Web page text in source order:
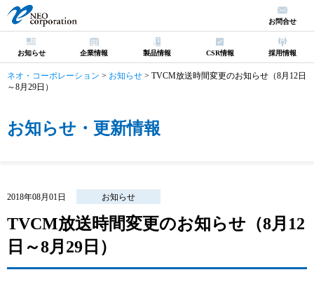
お知らせ 企業情報 製品情報 CSR情報 採用情報
お問合せ
ネオ・コーポレーション > お知らせ > TVCM放送時間変更のお知らせ（8月12日
～8月29日）
お知らせ・更新情報
2018年08月01日 お知らせ
TVCM放送時間変更のお知らせ（8月12
日～8月29日）